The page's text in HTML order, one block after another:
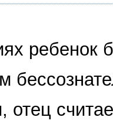
ребенок
отец